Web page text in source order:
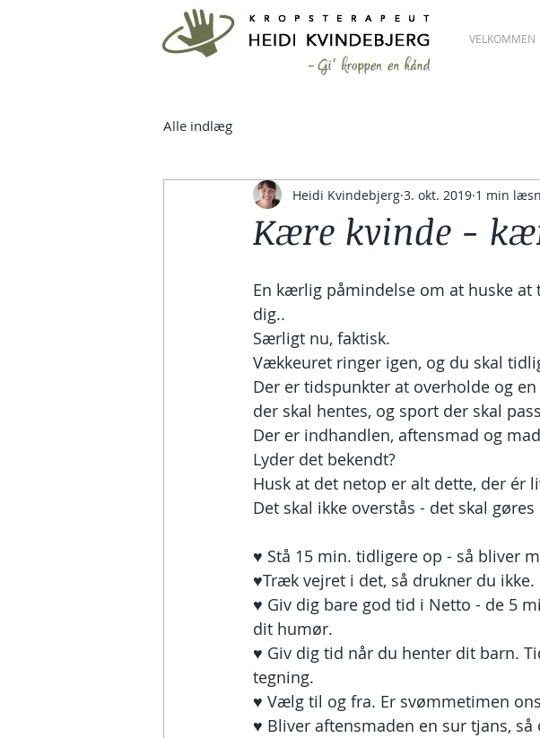
VELKOMMEN
Alle indlæg
Kære kvinde -
Heidi Kvindebjerg 3. okt. 2019 1 min
En kærlig påmindelse om at huske
dig..
Særligt nu, faktisk.
Vækkeuret ringer igen, og du skal
Der er tidspunkter at overholde og
der skal hentes, og sport der skal
Der er indhandlen, aftensmad og
Lyder det bekendt?
Husk at det netop er alt dette, der ér
Det skal ikke overstås - det skal
♥️ Stå 15 min. tidligere op - så bliver
♥️Træk vejret i det, så drukner du ikke.
♥️ Giv dig bare god tid i Netto - de 5
dit humør.
♥️ Giv dig tid når du henter dit barn.
tegning.
♥️ Vælg til og fra. Er svømmetimen
♥️ Bliver aftensmaden en sur tjans,